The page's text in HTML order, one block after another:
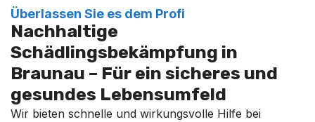
Überlassen Sie es dem Profi
Nachhaltige
Schädlingsbekämpfung in
Braunau – Für ein sicheres und
gesundes Lebensumfeld
Wir bieten schnelle und wirkungsvolle Hilfe bei